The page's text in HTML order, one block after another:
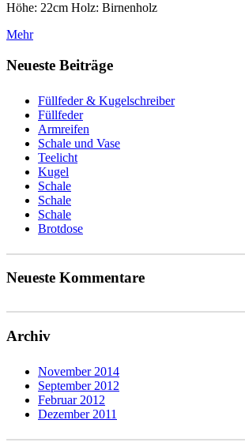
Höhe: 22cm Holz: Birnenholz
Mehr
Neueste Beiträge
Füllfeder & Kugelschreiber
Füllfeder
Armreifen
Schale und Vase
Teelicht
Kugel
Schale
Schale
Schale
Brotdose
Neueste Kommentare
Archiv
November 2014
September 2012
Februar 2012
Dezember 2011